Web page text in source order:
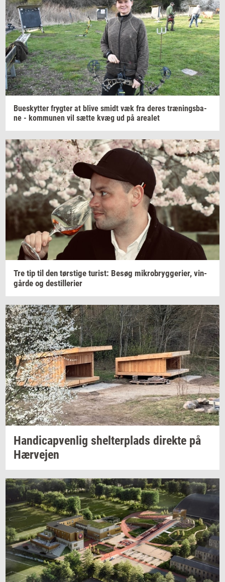
Bu­e­skyt­ter fryg­ter at blive smidt væk fra deres træ­nings­ba­
ne - kom­mu­nen vil sætte kvæg ud på are­a­let
Tre tip til den tørsti­ge turist: Besøg mi­kro­bryg­ge­ri­er, vin­
går­de og destil­le­ri­er
Han­di­cap­ven­lig shel­ter­plads di­rek­te på
Hær­vej­en